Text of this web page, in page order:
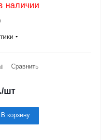
наличии
Сравнить
/шт
В корзину